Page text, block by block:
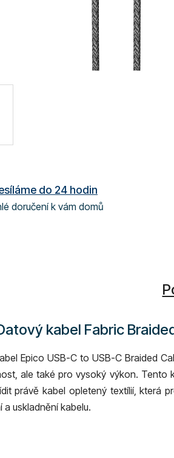
do 24 hodin
doručení k vám domů
kabel Fabric
Epico USB-C to USB-C Braided
ale také pro vysoký výkon. Tento
právě kabel opletený textílií, která
a uskladnění kabelu.